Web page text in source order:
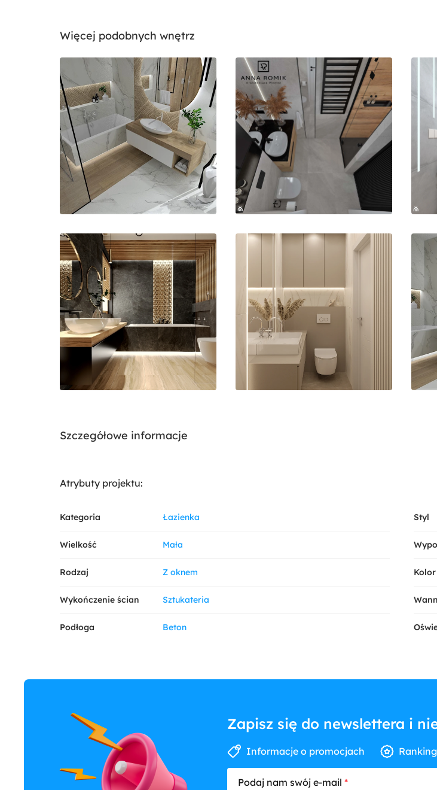
Więcej podobnych wnętrz
Szczegółowe informacje
Atrybuty projektu:
Kategoria Łazienka Styl
Wielkość Mała
Rodzaj Z oknem
Wykończenie ścian Sztukateria
Podłoga Beton
Zapisz się do newslettera i
Informacje o promocjach
Podaj nam swój e-mail